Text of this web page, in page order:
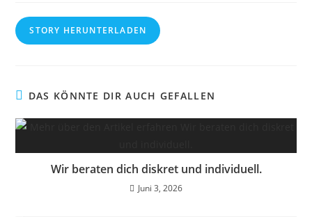
STORY HERUNTERLADEN
DAS KÖNNTE DIR AUCH GEFALLEN
Wir beraten dich diskret und individuell.
Juni 3, 2026